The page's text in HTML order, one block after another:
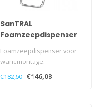
SanTRAL
Foamzeepdispenser
Foamzeepdispenser voor
wandmontage.
Met verborgen spe..
€182,60 €146,08